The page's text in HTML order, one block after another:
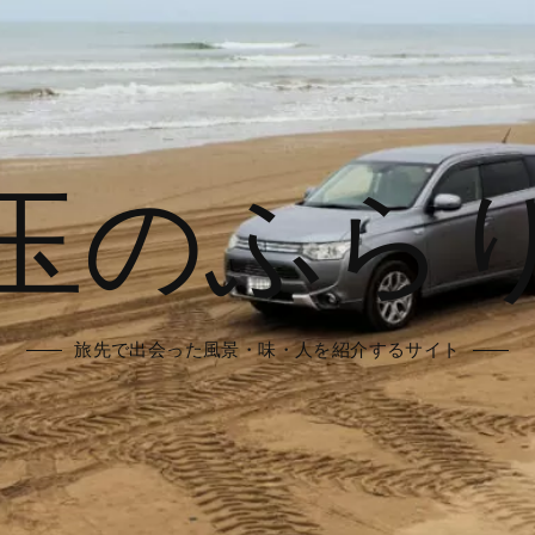
のふら
旅先で出会った風景・味・人を紹介するサイト